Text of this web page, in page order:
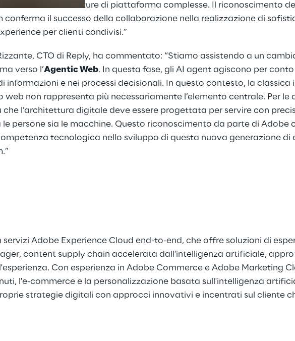
delle architetture di piattaforma complesse. Il riconoscimento
conferma il successo della collaborazione nella realizzazione di
per clienti condivisi.”
CTO di Reply, ha commentato: “Stiamo assistendo a un
verso l’Agentic Web. In questa fase, gli AI agent agiscono per
informazioni e nei processi decisionali. In questo contesto, la
web non rappresenta più necessariamente l’elemento centrale. Per le
che l’architettura digitale deve essere progettata per servire con
le persone sia le macchine. Questo riconoscimento da parte di Adobe
tecnologica nello sviluppo di questa nuova generazione di
Adobe Experience Cloud end-to-end, che offre soluzioni di
content supply chain accelerata dall'intelligenza artificiale,
Con esperienza in Adobe Commerce e Adobe Marketing
l'e-commerce e la personalizzazione basata sull'intelligenza
strategie digitali con approcci innovativi e incentrati sul cliente